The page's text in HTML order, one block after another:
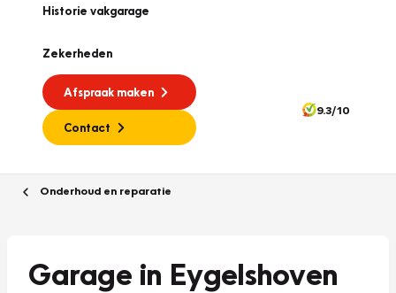
Historie vakgarage
Zekerheden
Afspraak maken
Contact
9.3/10
Onderhoud en reparatie
Garage in Eygelshoven